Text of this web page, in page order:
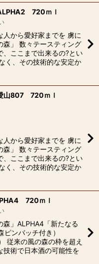
720ｍｌ
から愛好家までを 虜に
森」 数々テースティング
、ここまで出来るの?とい
く、その技術的な安定か
山807 720ｍｌ
から愛好家までを 虜に
森」 数々テースティング
、ここまで出来るの?とい
く、その技術的な安定か
720ｍｌ
」ALPHA4「新たなる
ンバッチ付き）
従来の風の森の枠を超え
技術で日本酒の可能性を